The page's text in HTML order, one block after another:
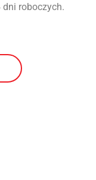
dni roboczych.